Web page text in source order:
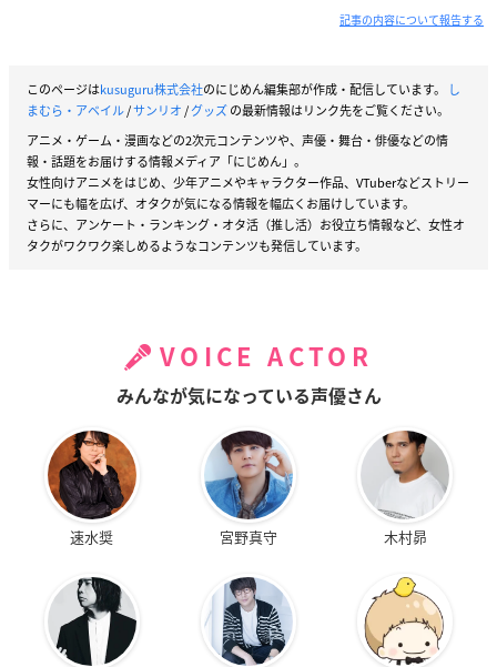
記事の内容について報告する
このページはkusuguru株式会社のにじめん編集部が作成・配信しています。
し
まむら・アベイル/サンリオ/グッズの最新情報はリンク先をご覧ください。
アニメ・ゲーム・漫画などの2次元コンテンツや、声優・舞台・俳優などの情
報・話題をお届けする情報メディア「にじめん」。
女性向けアニメをはじめ、少年アニメやキャラクター作品、VTuberなどストリー
マーにも幅を広げ、オタクが気になる情報を幅広くお届けしています。
さらに、アンケート・ランキング・オタ活（推し活）お役立ち情報など、女性オ
タクがワクワク楽しめるようなコンテンツも発信しています。
VOICE ACTOR
みんなが気になっている声優さん
速水奨 宮野真守 木村昴